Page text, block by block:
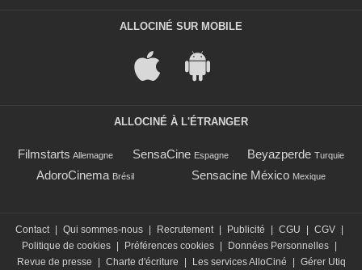
ALLOCINÉ SUR MOBILE
ALLOCINÉ À L'ÉTRANGER
Filmstarts Allemagne SensaCine Espagne Beyazperde Turquie
AdoroCinema Brésil Sensacine México Mexique
Contact Qui sommes-nous Recrutement Publicité CGU CGV
Politique de cookies
Préférences cookies Données Personnelles
Revue de presse
Charte d'écriture Les services AlloCiné Gérer Utiq